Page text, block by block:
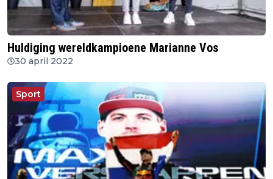
Huldiging wereldkampioene Marianne Vos
30 april 2022
Sport